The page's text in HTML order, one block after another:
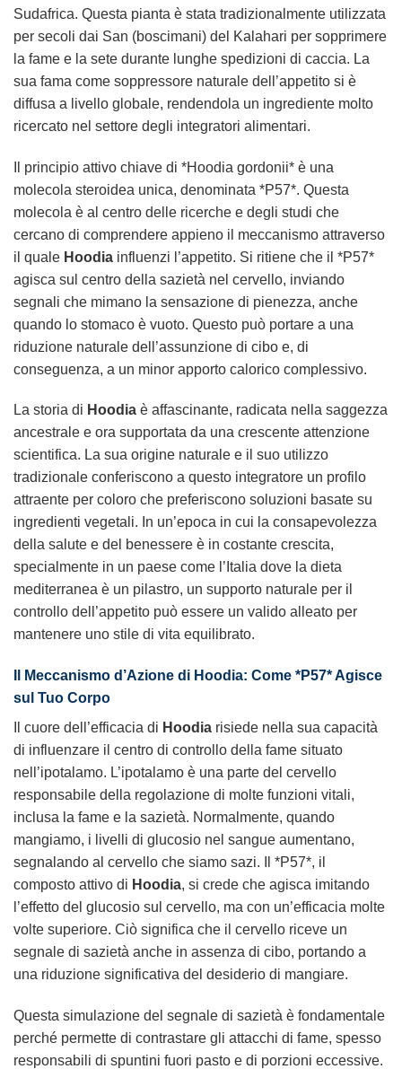
Sudafrica. Questa pianta è stata tradizionalmente utilizzata
per secoli dai San (boscimani) del Kalahari per sopprimere
la fame e la sete durante lunghe spedizioni di caccia. La
sua fama come soppressore naturale dell’appetito si è
diffusa a livello globale, rendendola un ingrediente molto
ricercato nel settore degli integratori alimentari.
Il principio attivo chiave di *Hoodia gordonii* è una
molecola steroidea unica, denominata *P57*. Questa
molecola è al centro delle ricerche e degli studi che
cercano di comprendere appieno il meccanismo attraverso
il quale Hoodia influenzi l’appetito. Si ritiene che il *P57*
agisca sul centro della sazietà nel cervello, inviando
segnali che mimano la sensazione di pienezza, anche
quando lo stomaco è vuoto. Questo può portare a una
riduzione naturale dell’assunzione di cibo e, di
conseguenza, a un minor apporto calorico complessivo.
La storia di Hoodia è affascinante, radicata nella saggezza
ancestrale e ora supportata da una crescente attenzione
scientifica. La sua origine naturale e il suo utilizzo
tradizionale conferiscono a questo integratore un profilo
attraente per coloro che preferiscono soluzioni basate su
ingredienti vegetali. In un’epoca in cui la consapevolezza
della salute e del benessere è in costante crescita,
specialmente in un paese come l’Italia dove la dieta
mediterranea è un pilastro, un supporto naturale per il
controllo dell’appetito può essere un valido alleato per
mantenere uno stile di vita equilibrato.
Il Meccanismo d’Azione di Hoodia: Come *P57* Agisce
sul Tuo Corpo
Il cuore dell’efficacia di Hoodia risiede nella sua capacità
di influenzare il centro di controllo della fame situato
nell’ipotalamo. L’ipotalamo è una parte del cervello
responsabile della regolazione di molte funzioni vitali,
inclusa la fame e la sazietà. Normalmente, quando
mangiamo, i livelli di glucosio nel sangue aumentano,
segnalando al cervello che siamo sazi. Il *P57*, il
composto attivo di Hoodia, si crede che agisca imitando
l’effetto del glucosio sul cervello, ma con un’efficacia molte
volte superiore. Ciò significa che il cervello riceve un
segnale di sazietà anche in assenza di cibo, portando a
una riduzione significativa del desiderio di mangiare.
Questa simulazione del segnale di sazietà è fondamentale
perché permette di contrastare gli attacchi di fame, spesso
responsabili di spuntini fuori pasto e di porzioni eccessive.